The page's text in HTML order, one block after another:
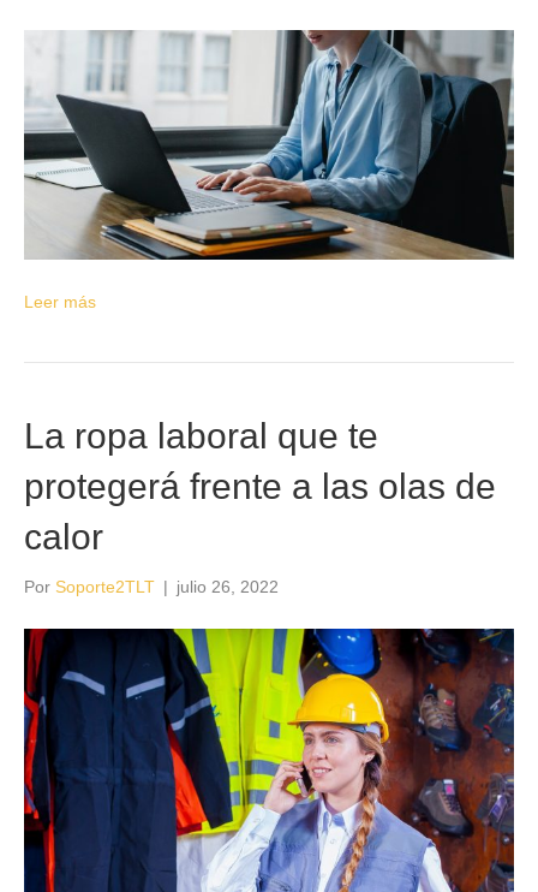
Leer más
La ropa laboral que te
protegerá frente a las olas de
calor
Por Soporte2TLT | julio 26, 2022